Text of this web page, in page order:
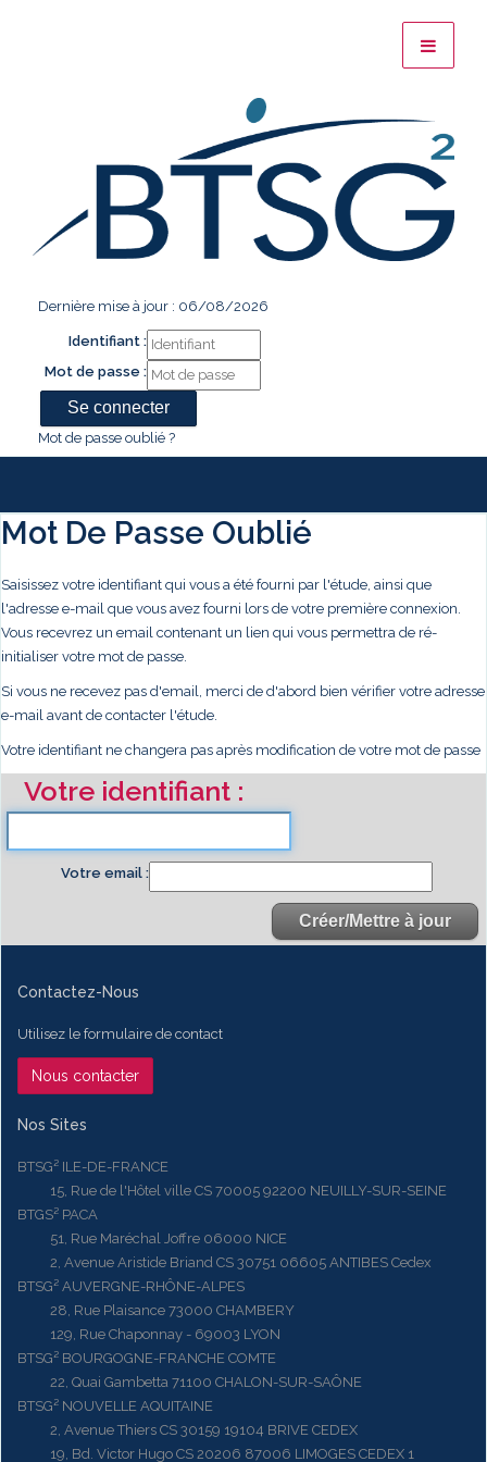
Dernière mise à jour : 06/08/2026
Identifiant :
Mot de passe :
Mot de passe oublié ?
Mot De Passe Oublié
Saisissez votre identifiant qui vous a été fourni par l'étude, ainsi que
l'adresse e-mail que vous avez fourni lors de votre première connexion.
Vous recevrez un email contenant un lien qui vous permettra de ré-
initialiser votre mot de passe.
Si vous ne recevez pas d'email, merci de d'abord bien vérifier votre adresse
e-mail avant de contacter l'étude.
Votre identifiant ne changera pas après modification de votre mot de passe
Votre identifiant
Votre email
Contactez-Nous
Utilisez le formulaire de contact
Nous contacter
Nos Sites
BTSG² ILE-DE-FRANCE
15, Rue de l'Hôtel ville CS 70005 92200 NEUILLY-SUR-SEINE
BTGS² PACA
51, Rue Maréchal Joffre 06000 NICE
2, Avenue Aristide Briand CS 30751 06605 ANTIBES Cedex
BTSG² AUVERGNE-RHÔNE-ALPES
28, Rue Plaisance 73000 CHAMBERY
129, Rue Chaponnay - 69003 LYON
BTSG² BOURGOGNE-FRANCHE COMTE
22, Quai Gambetta 71100 CHALON-SUR-SAÔNE
BTSG² NOUVELLE AQUITAINE
2, Avenue Thiers CS 30159 19104 BRIVE CEDEX
19, Bd. Victor Hugo CS 20206 87006 LIMOGES CEDEX 1